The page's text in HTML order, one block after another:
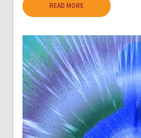
READ MORE